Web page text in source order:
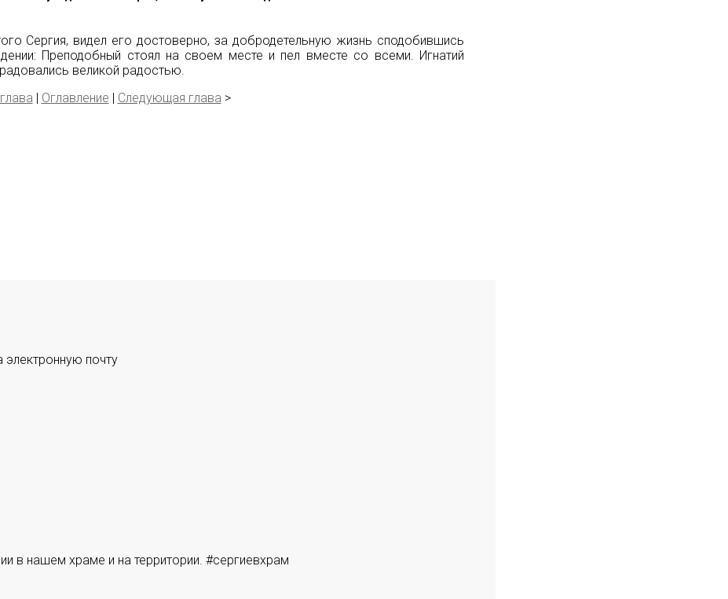
Сергия, видел его достоверно, за добродетельную жизнь сподобившись
Преподобный стоял на своем месте и пел вместе со всеми. Игнатий
великой радостью.
| Оглавление | Следующая глава >
электронную почту
в нашем храме и на территории. #сергиевхрам